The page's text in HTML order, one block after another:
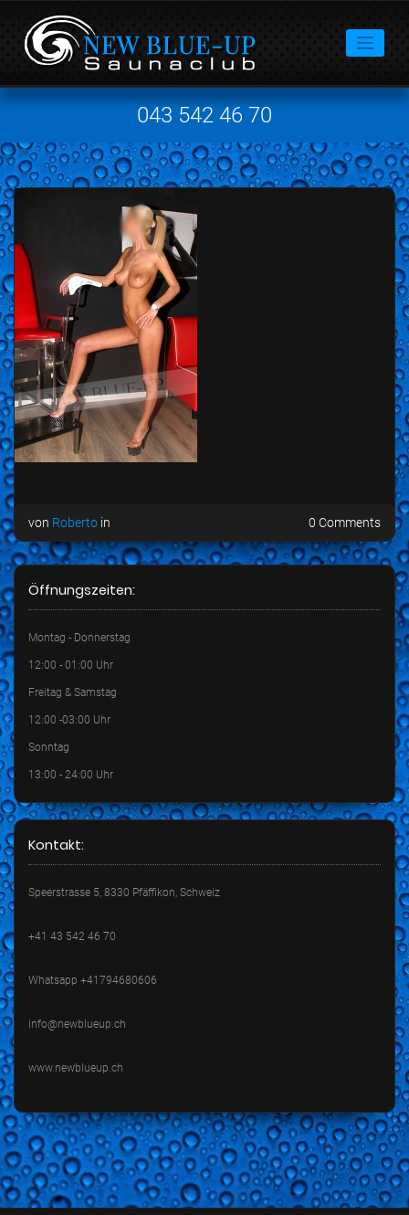
043 542 46 70
von Roberto in 0 Comments
Öffnungszeiten:
Montag - Donnerstag
12:00 - 01:00 Uhr
Freitag & Samstag
12:00 -03:00 Uhr
Sonntag
13:00 - 24:00 Uhr
Kontakt:
Speerstrasse 5, 8330 Pfäffikon, Schweiz
+41 43 542 46 70
Whatsapp +41794680606
info@newblueup.ch
www.newblueup.ch